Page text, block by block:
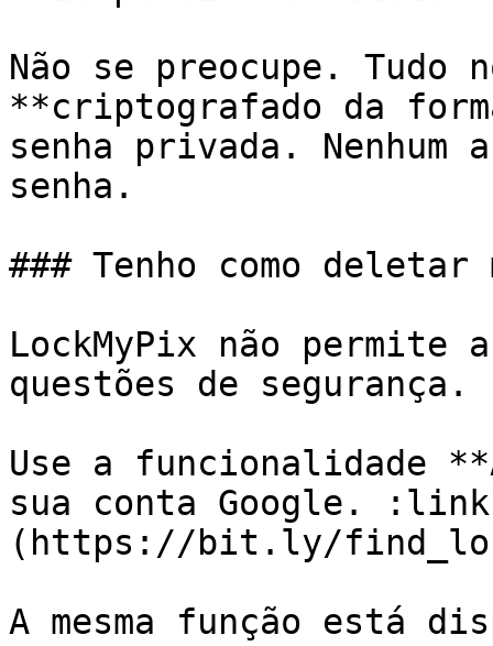
Não se preocupe. Tudo
**criptografado da
senha privada. Nenhum
senha.
### Tenho como
LockMyPix não permite
questões de segurança.
Use a funcionalidade
sua conta Google.
(https://bit.ly/
A mesma função está